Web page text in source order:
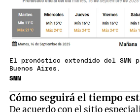
El pronóstico extendido del SMN
Buenos Aires.
SMN
Cómo seguirá el tiempo
De acuerdo con el sitio